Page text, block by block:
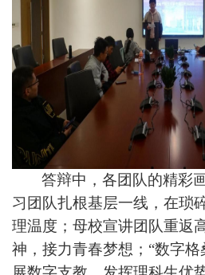
答辩中，各团队的精彩
习团队扎根基层一线，在琐
理温度；母校宣讲团队重返
神，接力青春梦想；“数字